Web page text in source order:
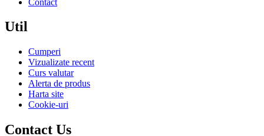
Util
Cumperi
Vizualizate recent
Curs valutar
Alerta de produs
Harta site
Cookie-uri
Contact Us